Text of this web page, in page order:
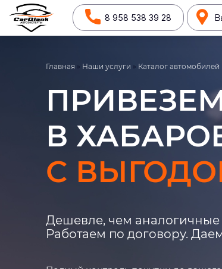
8 958 538 39 28
Главная » Наши услуги » Каталог автомобилей
В
С
Дешевле, чем
Работаем по договору.